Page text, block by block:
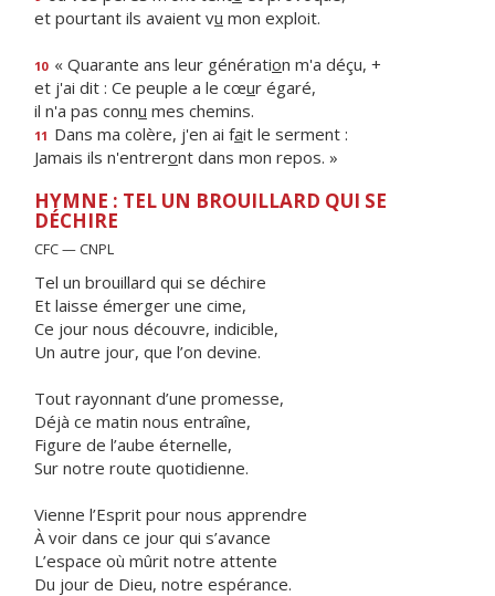
et pourtant ils avaient vu mon exploit.
10 « Quarante ans leur génération m'a déçu, +
et j'ai dit : Ce peuple a le cœur égaré,
il n'a pas connu mes chemins.
11 Dans ma colère, j'en ai fait le serment :
Jamais ils n'entreront dans mon repos. »
HYMNE : TEL UN BROUILLARD QUI SE
DÉCHIRE
CFC — CNPL
Tel un brouillard qui se déchire
Et laisse émerger une cime,
Ce jour nous découvre, indicible,
Un autre jour, que l’on devine.
Tout rayonnant d’une promesse,
Déjà ce matin nous entraîne,
Figure de l’aube éternelle,
Sur notre route quotidienne.
Vienne l’Esprit pour nous apprendre
À voir dans ce jour qui s’avance
L’espace où mûrit notre attente
Du jour de Dieu, notre espérance.